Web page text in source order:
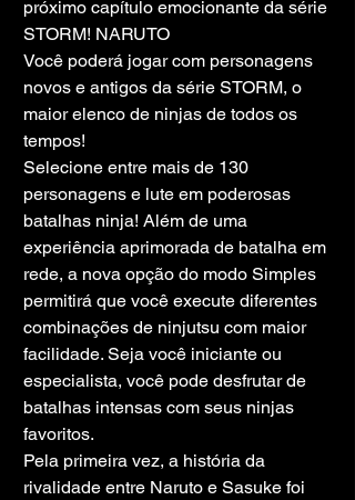
próximo capítulo emocionante da série
STORM! NARUTO
Você poderá jogar com personagens
novos e antigos da série STORM, o
maior elenco de ninjas de todos os
tempos!
Selecione entre mais de 130
personagens e lute em poderosas
batalhas ninja! Além de uma
experiência aprimorada de batalha em
rede, a nova opção do modo Simples
permitirá que você execute diferentes
combinações de ninjutsu com maior
facilidade. Seja você iniciante ou
especialista, você pode desfrutar de
batalhas intensas com seus ninjas
favoritos.
Pela primeira vez, a história da
rivalidade entre Naruto e Sasuke foi